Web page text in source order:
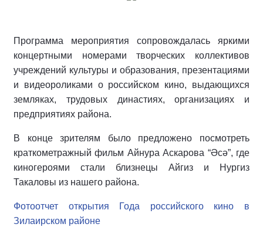
Программа мероприятия сопровождалась яркими
концертными номерами творческих коллективов
учреждений культуры и образования, презентациями
и видеороликами о российском кино, выдающихся
земляках, трудовых династиях, организациях и
предприятиях района.
В конце зрителям было предложено посмотреть
краткометражный фильм Айнура Аскарова “Әсә”, где
киногероями стали близнецы Айгиз и Нургиз
Такаловы из нашего района.
Фотоотчет открытия Года российского кино в
Зилаирском районе